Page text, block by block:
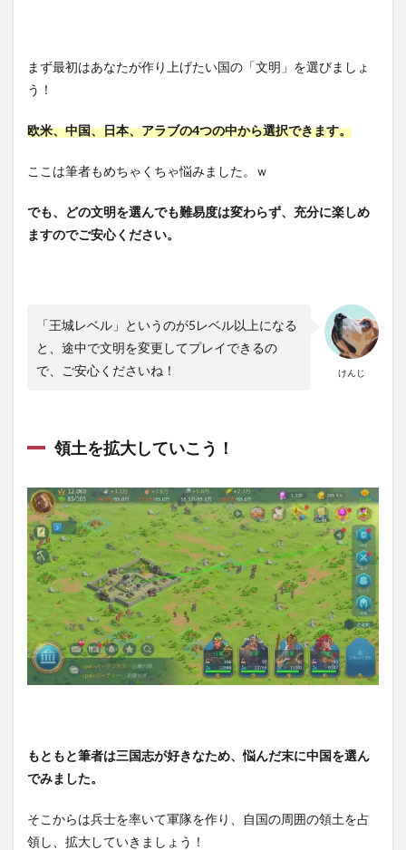
まず最初はあなたが作り上げたい国の「文明」を選びましょ
う！
欧米、中国、日本、アラブの4つの中から選択できます。
ここは筆者もめちゃくちゃ悩みました。ｗ
でも、どの文明を選んでも難易度は変わらず、充分に楽しめ
ますのでご安心ください。
けんじ
「王城レベル」というのが5レベル以上になる
と、途中で文明を変更してプレイできるの
で、ご安心くださいね！
領土を拡大していこう！
もともと筆者は三国志が好きなため、悩んだ末に中国を選ん
でみました。
そこからは兵士を率いて軍隊を作り、自国の周囲の領土を占
領し、拡大していきましょう！